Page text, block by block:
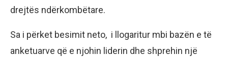
drejtës ndërkombëtare.
Sa i përket besimit neto, i llogaritur mbi bazën e të
anketuarve që e njohin liderin dhe shprehin një